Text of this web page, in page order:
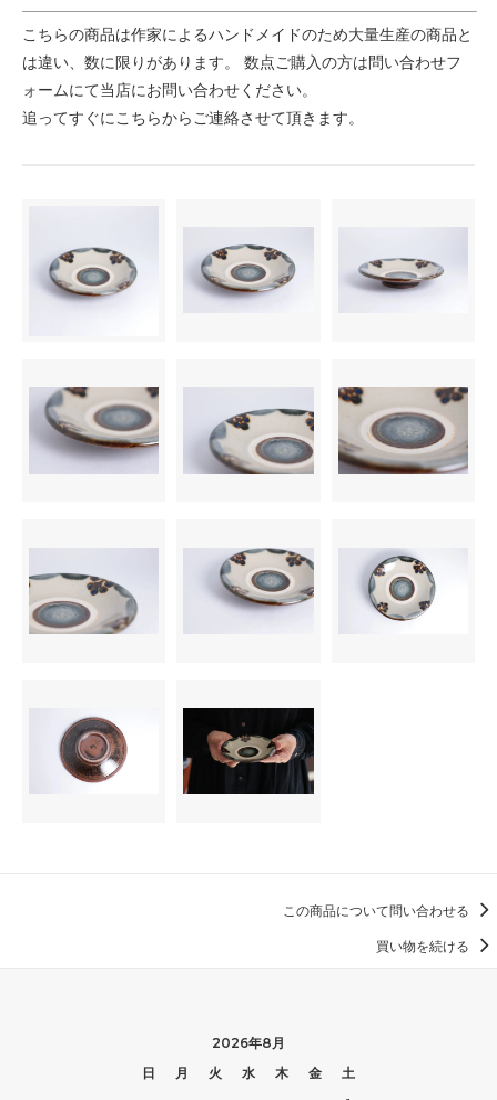
こちらの商品は作家によるハンドメイドのため大量生産の商品と
は違い、数に限りがあります。 数点ご購入の方は問い合わせフ
ォームにて当店にお問い合わせください。
追ってすぐにこちらからご連絡させて頂きます。
この商品について問い合わせる
買い物を続ける
2026年8月
日
月 火 水 木 金
土